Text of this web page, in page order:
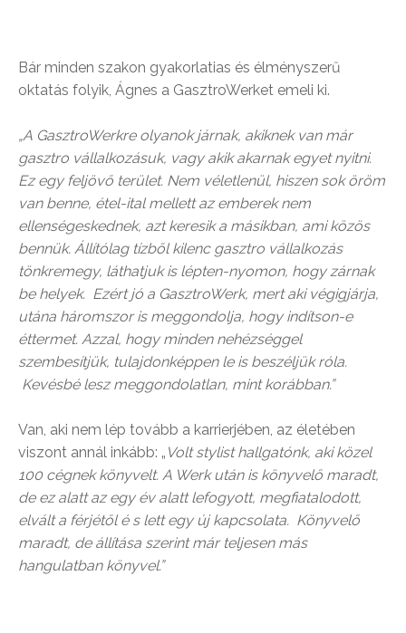
Bár minden szakon gyakorlatias és élményszerű
oktatás folyik, Ágnes a GasztroWerket emeli ki.
„A GasztroWerkre olyanok járnak, akiknek van már
gasztro vállalkozásuk, vagy akik akarnak egyet nyitni.
Ez egy feljövő terület. Nem véletlenül, hiszen sok öröm
van benne, étel-ital mellett az emberek nem
ellenségeskednek, azt keresik a másikban, ami közös
bennük. Állítólag tízből kilenc gasztro vállalkozás
tönkremegy, láthatjuk is lépten-nyomon, hogy zárnak
be helyek. Ezért jó a GasztroWerk, mert aki végigjárja,
utána háromszor is meggondolja, hogy indítson-e
éttermet. Azzal, hogy minden nehézséggel
szembesítjük, tulajdonképpen le is beszéljük róla.
Kevésbé lesz meggondolatlan, mint korábban.”
Van, aki nem lép tovább a karrierjében, az életében
viszont annál inkább: „ Volt stylist hallgatónk, aki közel
100 cégnek könyvelt. A Werk után is könyvelő maradt,
de ez alatt az egy év alatt lefogyott, megfiatalodott,
elvált a férjétől é s lett egy új kapcsolata. Könyvelő
maradt, de állítása szerint már teljesen más
hangulatban könyvel.”